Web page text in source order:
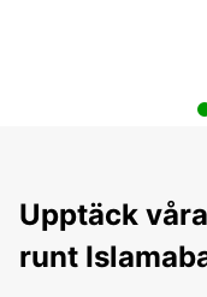
Upptäck
runt